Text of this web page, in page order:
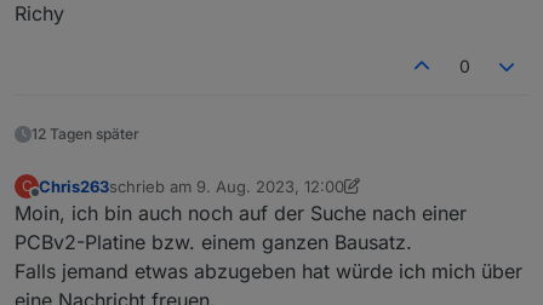
Richy
0
12 Tagen später
C
Offline
Chris263schrieb am 9. Aug. 2023, 12:00
zuletzt editiert von Chris2639. Nov. 2023, 16:32
Moin, ich bin auch noch auf der Suche nach einer
PCBv2-Platine bzw. einem ganzen Bausatz.
Falls jemand etwas abzugeben hat würde ich mich über